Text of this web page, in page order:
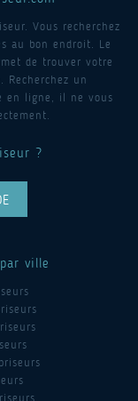
Vous recherchez
au bon endroit. Le
de trouver votre
Recherchez un
en ligne, il ne vous
?
ville